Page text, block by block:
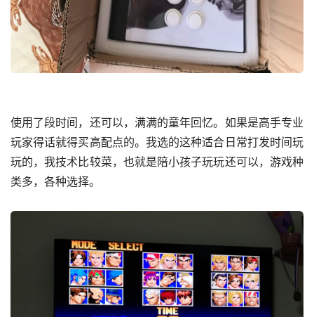
使用了段时间，还可以，满满的童年回忆。如果是高手专业
玩家得话就得买高配点的。我选的这种适合日常打发时间玩
玩的，我技术比较菜，也就是陪小孩子玩玩还可以，游戏种
类多，各种选择。